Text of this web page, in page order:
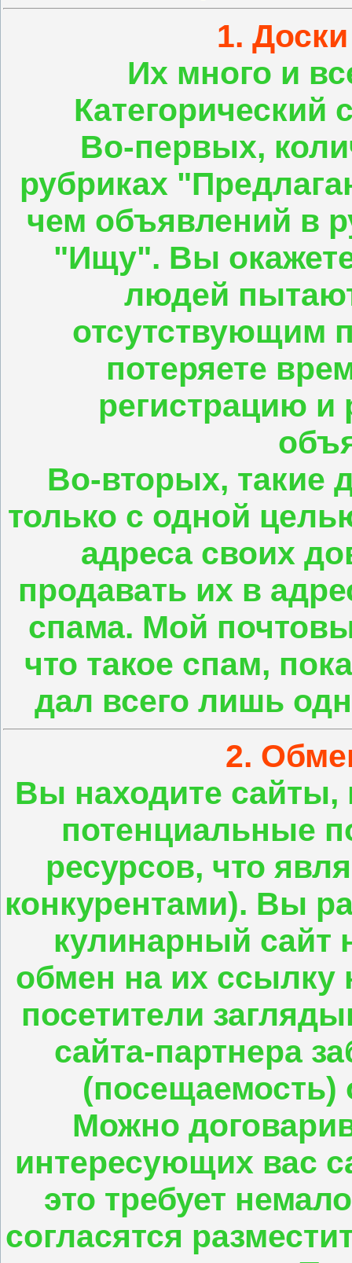
1.
Их много и
Категорический
Во-первых,
рубриках
чем объявлений в
"Ищу". Вы
людей
отсутствующим
потеряете
регистрацию и
Во-вторых, такие
только с одной
адреса своих
продавать их в
спама. Мой
что такое спам,
дал всего лишь
2.
Вы находите
потенциальные
ресурсов, что
конкурентами). Вы
кулинарный сайт
обмен на их ссылку
посетители
сайта-партнера
(посещаемость)
Можно
интересующих вас
это требует
согласятся